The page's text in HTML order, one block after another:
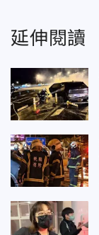
延伸閱讀